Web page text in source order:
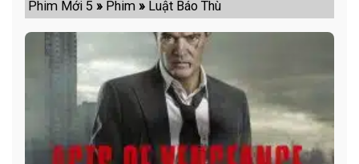
Phim Mới 5 » Phim » Luật Báo Thù